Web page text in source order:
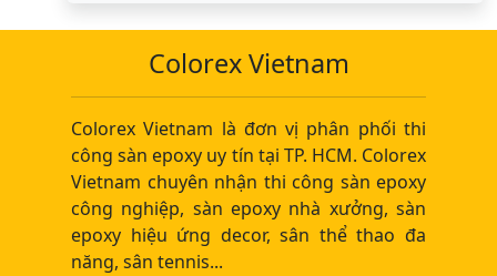
Colorex Vietnam
Colorex Vietnam là đơn vị phân phối thi
công sàn epoxy uy tín tại TP. HCM. Colorex
Vietnam chuyên nhận thi công sàn epoxy
công nghiệp, sàn epoxy nhà xưởng, sàn
epoxy hiệu ứng decor, sân thể thao đa
năng, sân tennis...